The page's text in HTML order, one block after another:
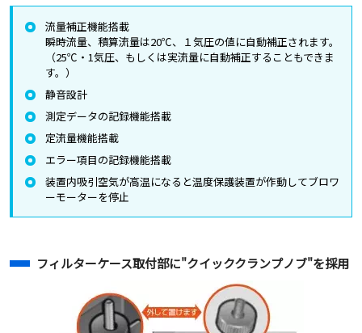
流量補正機能搭載
瞬時流量、積算流量は20℃、１気圧の値に自動補正されます。
（25℃・1気圧、もしくは実流量に自動補正することもできま
す。）
静音設計
測定データの記録機能搭載
定流量機能搭載
エラー項目の記録機能搭載
装置内吸引空気が高温になると温度保護装置が作動してブロワ
ーモーターを停止
フィルターケース取付部に"クイッククランプノブ"を採用